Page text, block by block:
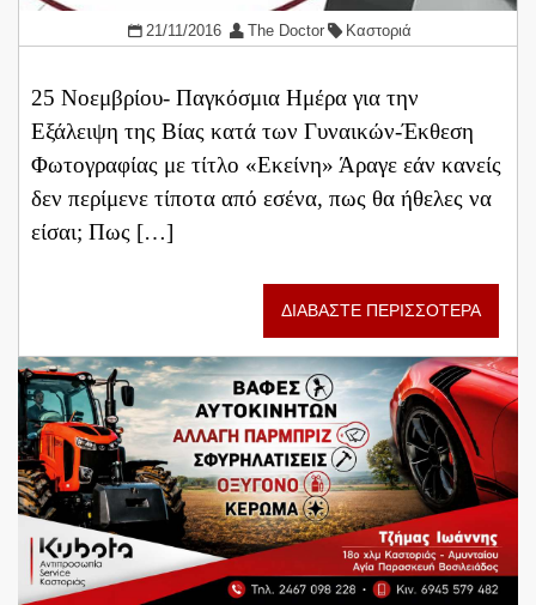
21/11/2016 The Doctor Καστοριά
25 Νοεμβρίου- Παγκόσμια Ημέρα για την
Εξάλειψη της Βίας κατά των Γυναικών-Έκθεση
Φωτογραφίας με τίτλο «Εκείνη» Άραγε εάν κανείς
δεν περίμενε τίποτα από εσένα, πως θα ήθελες να
είσαι; Πως […]
ΔΙΑΒΑΣΤΕ ΠΕΡΙΣΣΟΤΕΡΑ